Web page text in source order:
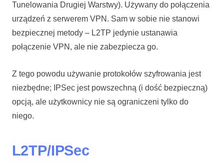
Tunelowania Drugiej Warstwy). Używany do połączenia
urządzeń z serwerem VPN. Sam w sobie nie stanowi
bezpiecznej metody – L2TP jedynie ustanawia
połączenie VPN, ale nie zabezpiecza go.
Z tego powodu używanie protokołów szyfrowania jest
niezbędne; IPSec jest powszechną (i dość bezpieczną)
opcją, ale użytkownicy nie są ograniczeni tylko do
niego.
L2TP/IPSec